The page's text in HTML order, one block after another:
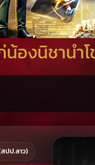
องนิชานำ
ปป.ลาว)